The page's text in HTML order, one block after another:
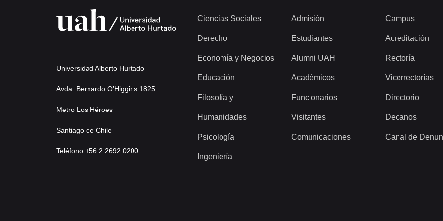
Universidad Alberto Hurtado
Avda. Bernardo O’Higgins 1825
Metro Los Héroes
Santiago de Chile
Teléfono +56 2 2692 0200
Ciencias Sociales
Derecho
Economía y Negocios
Educación
Filosofía y
Humanidades
Psicología
Ingeniería
Admisión
Estudiantes
Alumni UAH
Académicos
Funcionarios
Visitantes
Comunicaciones
Campus
Acreditación
Rectoría
Vicerrectorías
Directorio
Decanos
Canal de